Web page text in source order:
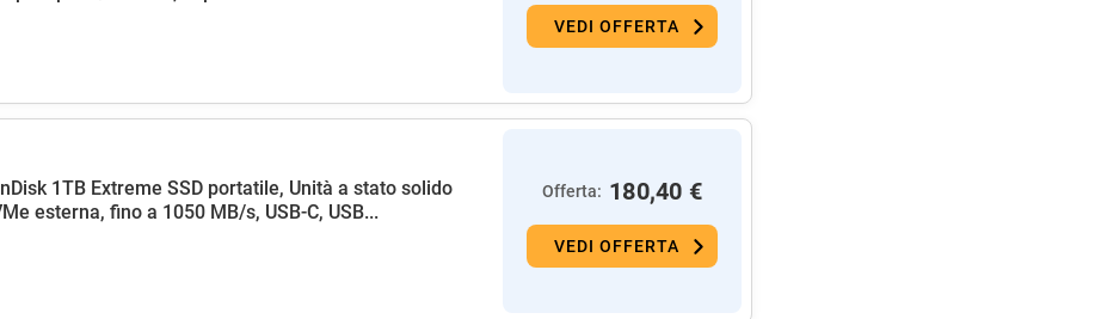
VEDI OFFERTA
1TB Extreme SSD portatile, Unità a stato solido
esterna, fino a 1050 MB/s, USB-C, USB...
Offerta: 180,40 €
VEDI OFFERTA